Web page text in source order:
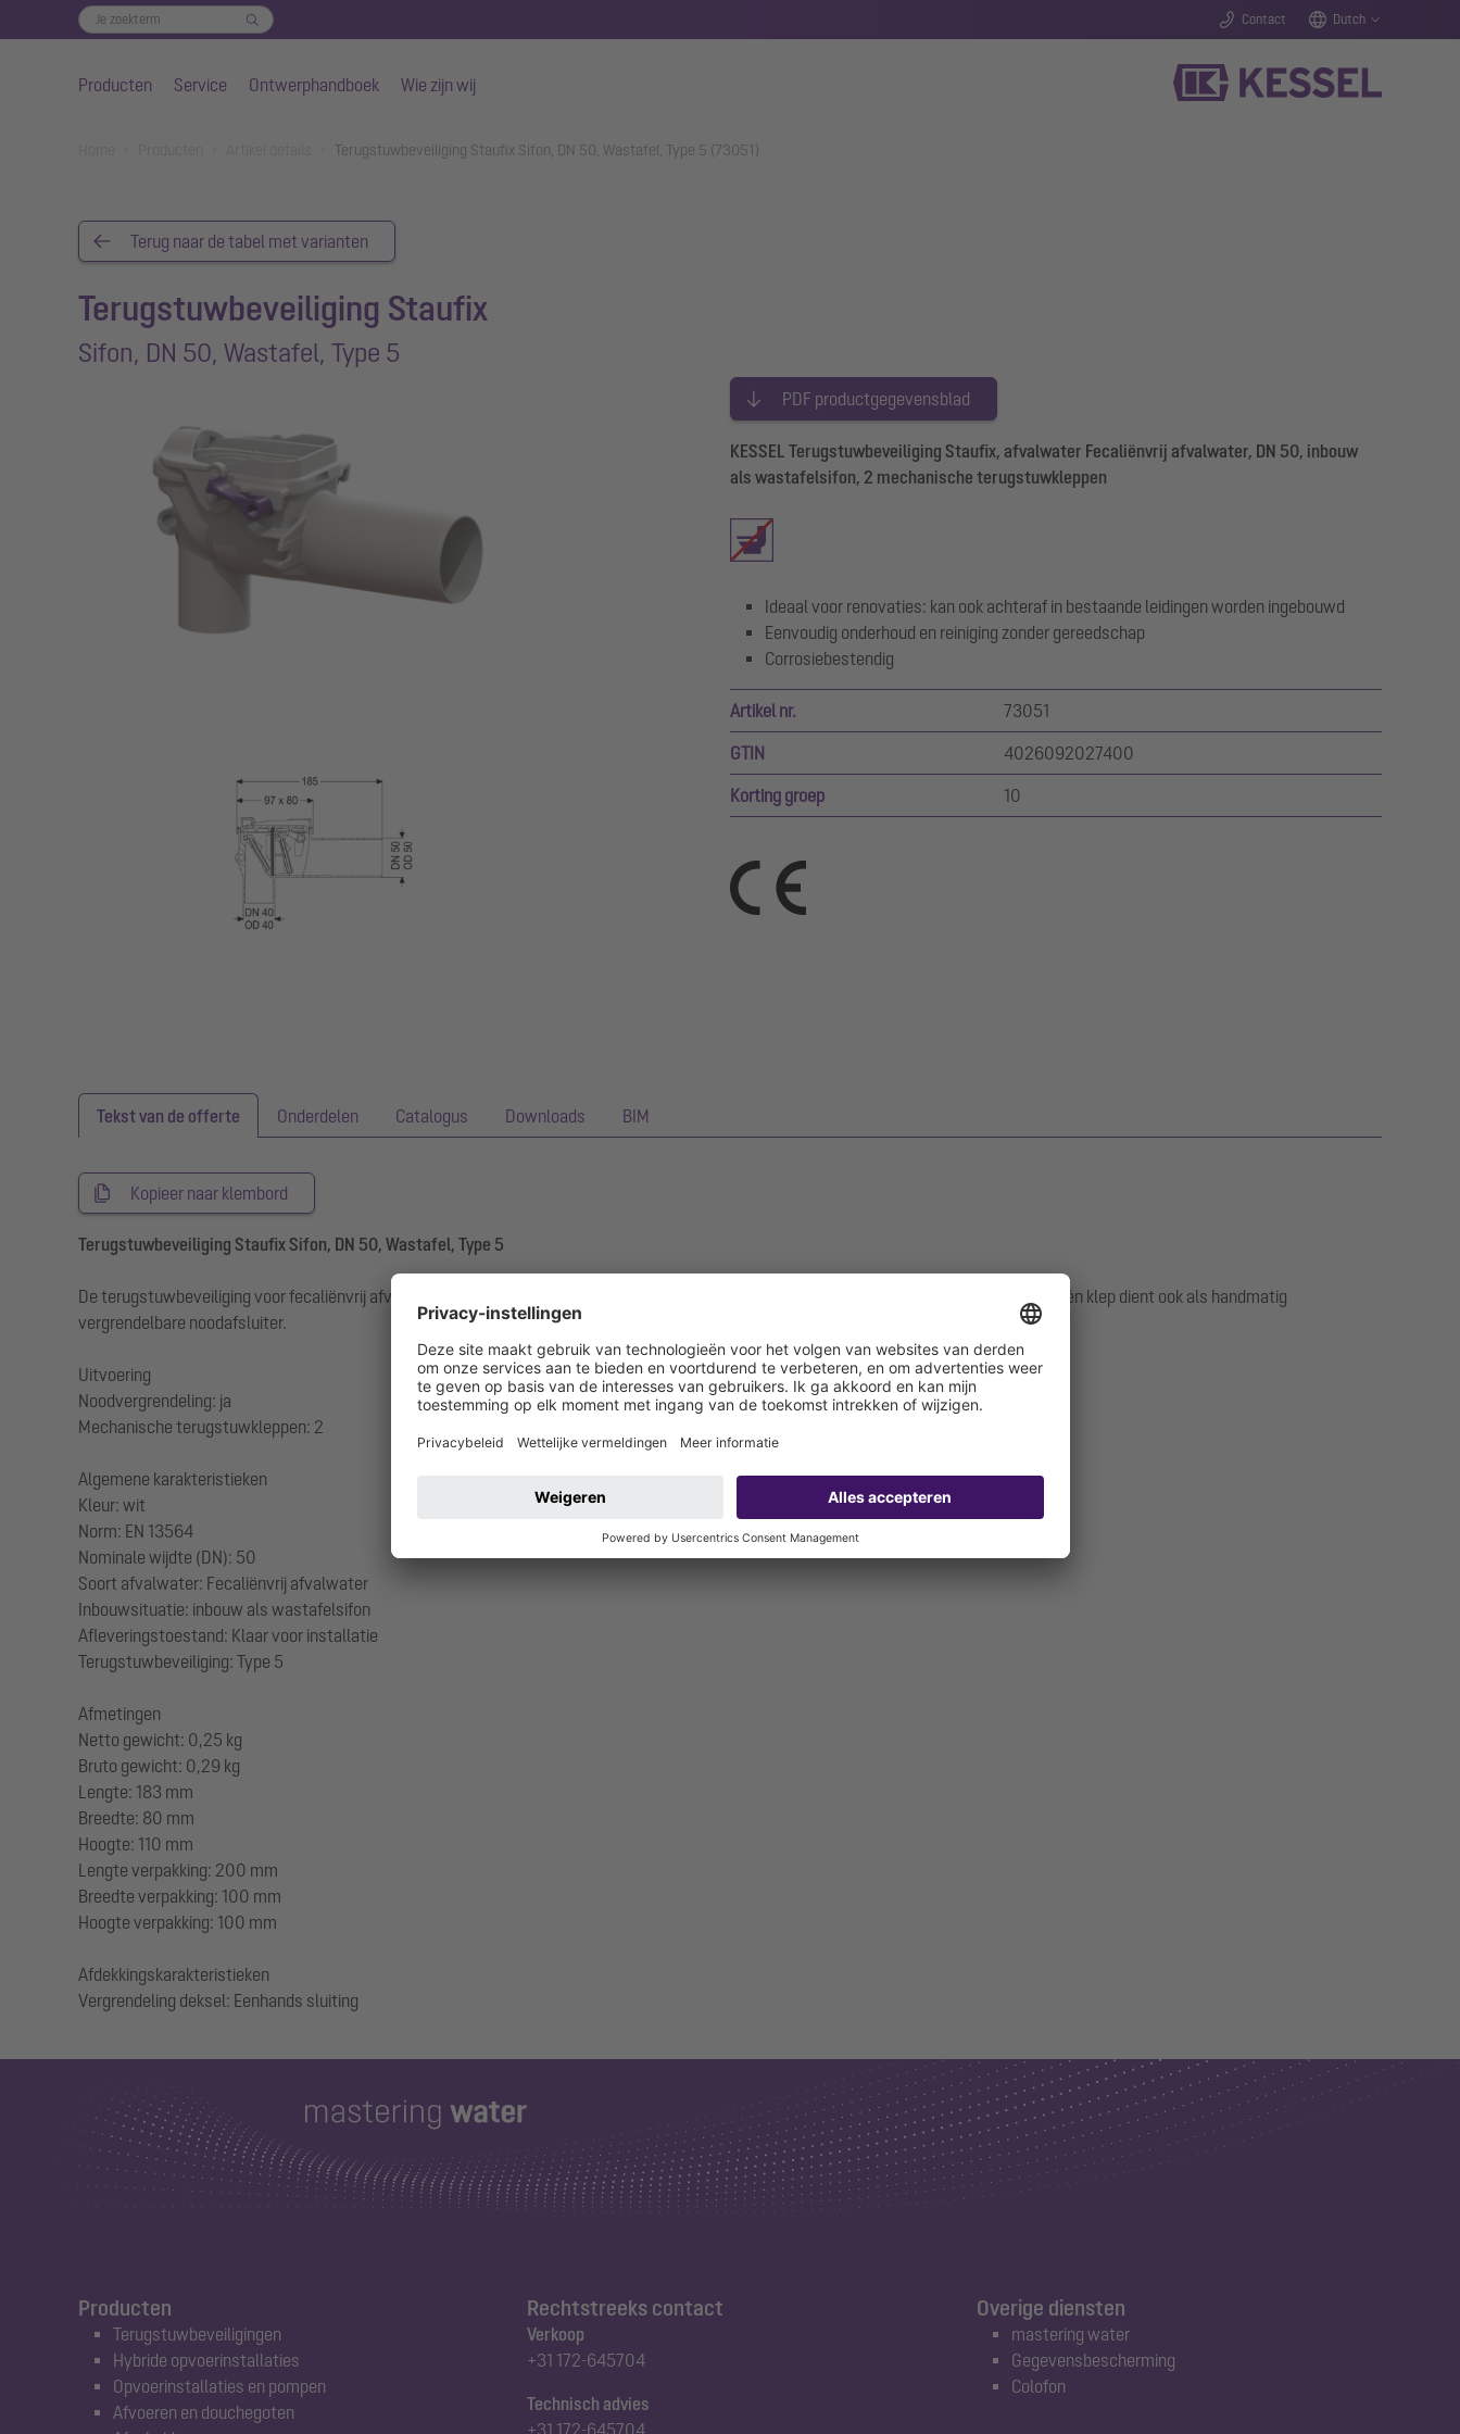
Contact Dutch
Producten Service Ontwerphandboek Wie zijn wij
Terugstuwbeveiliging Staufix Sifon, DN 50, Wastafel, Type 5 (73051)
Terug naar de tabel met varianten
Terugstuwbeveiliging Staufix
Sifon, DN 50, Wastafel, Type 5
PDF productgegevensblad
KESSEL Terugstuwbeveiliging Staufix, afvalwater Fecaliënvrij afvalwater, DN 50, inbouw
als wastafelsifon, 2 mechanische terugstuwkleppen
Ideaal voor renovaties: kan ook achteraf in bestaande leidingen worden ingebouwd
Eenvoudig onderhoud en reiniging zonder gereedschap
Corrosiebestendig
Artikel nr. 73051
GTIN 4026092027400
Korting groep 10
Tekst van de offerte Onderdelen Catalogus Downloads BIM
Kopieer naar klembord
Terugstuwbeveiliging Staufix Sifon, DN 50, Wastafel, Type 5
De terugstuwbeveiliging voor fecaliënvrij afvalwater is uitgerust met twee mechanische kleppen die bij terugstuwing automatisch sluiten. Eén klep dient ook als handmatig
vergrendelbare noodafsluiter.
Uitvoering
Noodvergrendeling: ja
Mechanische terugstuwkleppen: 2
Algemene karakteristieken
Kleur: wit
Norm: EN 13564
Nominale wijdte (DN): 50
Soort afvalwater: Fecaliënvrij afvalwater
Inbouwsituatie: inbouw als wastafelsifon
Afleveringstoestand: Klaar voor installatie
Terugstuwbeveiliging: Type 5
Afmetingen
Netto gewicht: 0,25 kg
Bruto gewicht: 0,29 kg
Lengte: 183 mm
Breedte: 80 mm
Hoogte: 110 mm
Lengte verpakking: 200 mm
Breedte verpakking: 100 mm
Hoogte verpakking: 100 mm
Afdekkingskarakteristieken
Producten
Terugstuwbeveiligingen
Hybride opvoerinstallaties
Opvoerinstallaties en pompen
Afvoeren en douchegoten
Rechtstreeks contact
Verkoop
+31 172-645704
Technisch advies
+31 172-645704
Overige diensten
mastering water
Gegevensbescherming
Colofon